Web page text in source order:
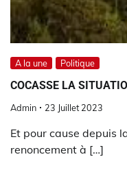
A la une Politique
COCASSE LA
Admin 23 Juillet 2023
Et pour cause depuis
renoncement à […]